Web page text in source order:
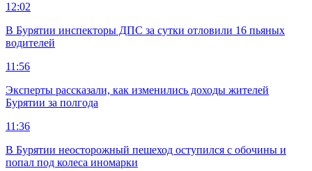
12:02
В Бурятии инспекторы ДПС за сутки отловили 16 пьяных
водителей
11:56
Эксперты рассказали, как изменились доходы жителей
Бурятии за полгода
11:36
В Бурятии неосторожный пешеход оступился с обочины и
попал под колеса иномарки